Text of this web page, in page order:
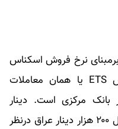
مثل پارسال برمبنای نرخ فروش اسکناس
ETS محاسبه می‌شود. نرخ فروش ETS یا همان معاملات
بانک مرکزی است. دینار
اربعین ۱۴۰۳ برای هر متقاضی معادل ۲۰۰ هزار دینار عراق درنظر